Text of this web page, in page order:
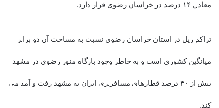
معادل ۱۴ درصد در خراسان رضوی قرار دارد.
تراکم ریل در استان خراسان رضوی نسبت به مساحت آن دو برابر
میانگین کشوری است و به خاطر وجود بارگاه منور رضوی در مشهد
بیش از ۴۰ درصد قطارهای مسافربری ایران به مشهد رفت و آمد می
کند.